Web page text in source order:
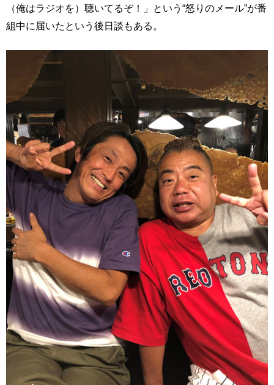
（俺はラジオを）聴いてるぞ！」という“怒りのメール”が番
組中に届いたという後日談もある。